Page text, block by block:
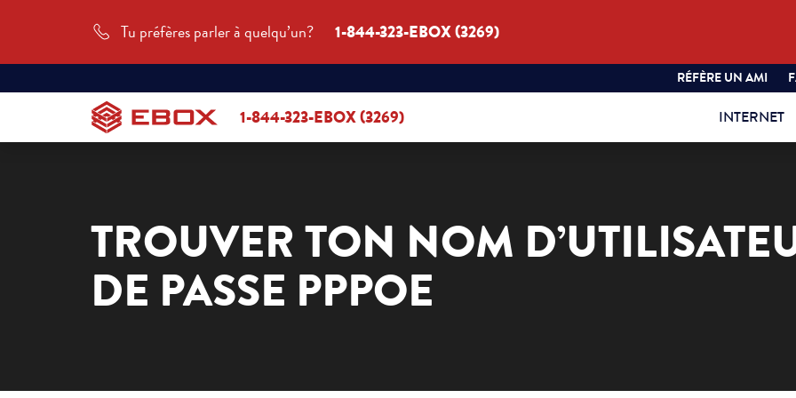
Tu préfères parler à quelqu’un? 1-844-323-EBOX (3269)
RÉFÈRE UN AMI
1-844-323-EBOX (3269) INTERNET
TROUVER TON NOM
DE PASSE PPPOE